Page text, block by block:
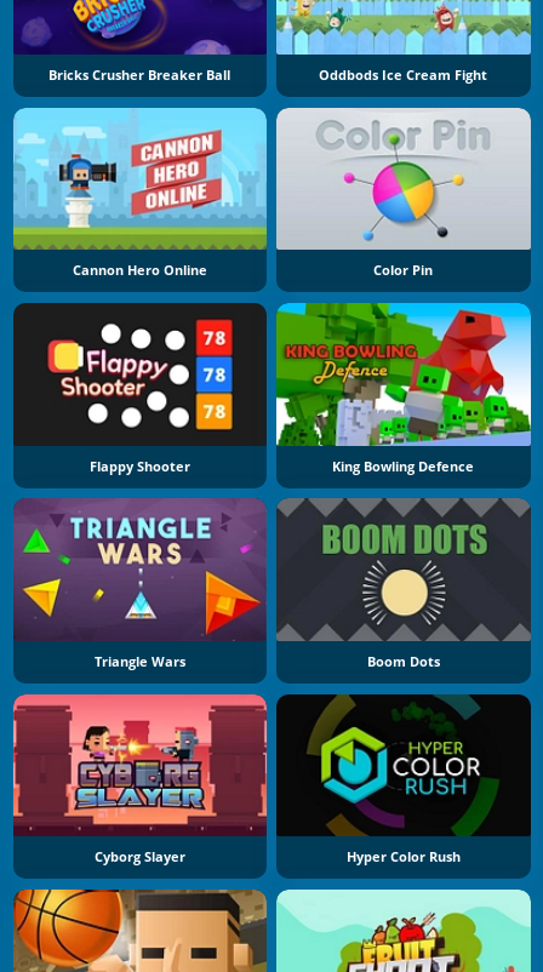
Bricks Crusher Breaker Ball Oddbods Ice Cream Fight
Cannon Hero Online Color Pin
Flappy Shooter King Bowling Defence
Triangle Wars Boom Dots
Cyborg Slayer Hyper Color Rush